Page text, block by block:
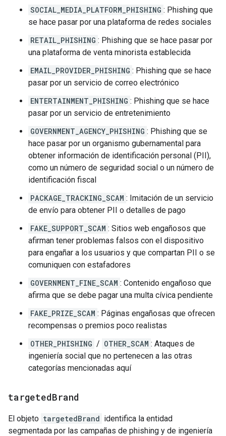
SOCIAL_MEDIA_PLATFORM_PHISHING : Phishing que
se hace pasar por una plataforma de redes sociales
RETAIL_PHISHING : Phishing que se hace pasar por
una plataforma de venta minorista establecida
EMAIL_PROVIDER_PHISHING : Phishing que se hace
pasar por un servicio de correo electrónico
ENTERTAINMENT_PHISHING : Phishing que se hace
pasar por un servicio de entretenimiento
GOVERNMENT_AGENCY_PHISHING : Phishing que se
hace pasar por un organismo gubernamental para
obtener información de identificación personal (PII),
como un número de seguridad social o un número de
identificación fiscal
PACKAGE_TRACKING_SCAM : Imitación de un servicio
de envío para obtener PII o detalles de pago
FAKE_SUPPORT_SCAM : Sitios web engañosos que
afirman tener problemas falsos con el dispositivo
para engañar a los usuarios y que compartan PII o se
comuniquen con estafadores
GOVERNMENT_FINE_SCAM : Contenido engañoso que
afirma que se debe pagar una multa cívica pendiente
FAKE_PRIZE_SCAM : Páginas engañosas que ofrecen
recompensas o premios poco realistas
OTHER_PHISHING / OTHER_SCAM : Ataques de
ingeniería social que no pertenecen a las otras
categorías mencionadas aquí
targetedBrand
El objeto targetedBrand identifica la entidad
segmentada por las campañas de phishing y de ingeniería